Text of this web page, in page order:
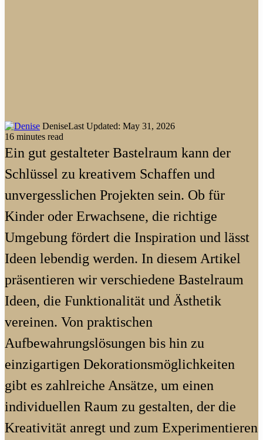
DeniseLast Updated: May 31, 2026
16 minutes read
Ein gut gestalteter Bastelraum kann der
Schlüssel zu kreativem Schaffen und
unvergesslichen Projekten sein. Ob für
Kinder oder Erwachsene, die richtige
Umgebung fördert die Inspiration und lässt
Ideen lebendig werden. In diesem Artikel
präsentieren wir verschiedene Bastelraum
Ideen, die Funktionalität und Ästhetik
vereinen. Von praktischen
Aufbewahrungslösungen bis hin zu
einzigartigen Dekorationsmöglichkeiten
gibt es zahlreiche Ansätze, um einen
individuellen Raum zu gestalten, der die
Kreativität anregt und zum Experimentieren